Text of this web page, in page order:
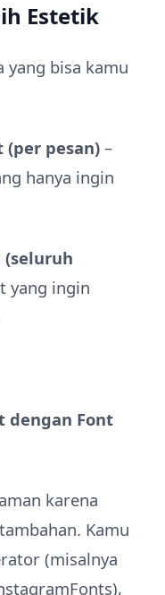
Estetik
yang bisa kamu
(per pesan)–
hanya ingin
yang ingin
dengan Font
karena
Kamu
(misalnya